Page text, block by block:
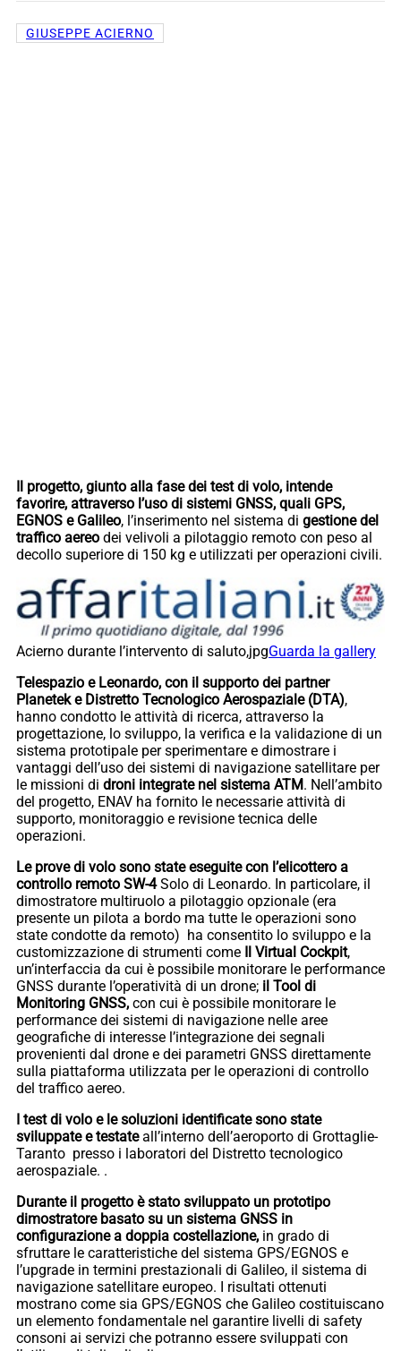
GIUSEPPE ACIERNO
Il progetto, giunto alla fase dei test di volo, intende
favorire, attraverso l’uso di sistemi GNSS, quali GPS,
EGNOS e Galileo, l’inserimento nel sistema di gestione del
traffico aereo dei velivoli a pilotaggio remoto con peso al
decollo superiore di 150 kg e utilizzati per operazioni civili.
Acierno durante l’intervento di saluto,jpgGuarda la gallery
Telespazio e Leonardo, con il supporto dei partner
Planetek e Distretto Tecnologico Aerospaziale (DTA),
hanno condotto le attività di ricerca, attraverso la
progettazione, lo sviluppo, la verifica e la validazione di un
sistema prototipale per sperimentare e dimostrare i
vantaggi dell’uso dei sistemi di navigazione satellitare per
le missioni di droni integrate nel sistema ATM. Nell’ambito
del progetto, ENAV ha fornito le necessarie attività di
supporto, monitoraggio e revisione tecnica delle
operazioni.
Le prove di volo sono state eseguite con l’elicottero a
controllo remoto SW-4Solo di Leonardo. In particolare, il
dimostratore multiruolo a pilotaggio opzionale (era
presente un pilota a bordo ma tutte le operazioni sono
state condotte da remoto) ha consentito lo sviluppo e la
customizzazione di strumenti come Il Virtual Cockpit,
un’interfaccia da cui è possibile monitorare le performance
GNSS durante l’operatività di un drone; il Tool di
Monitoring GNSS, con cui è possibile monitorare le
performance dei sistemi di navigazione nelle aree
geografiche di interesse l’integrazione dei segnali
provenienti dal drone e dei parametri GNSS direttamente
sulla piattaforma utilizzata per le operazioni di controllo
del traffico aereo.
I test di volo e le soluzioni identificate sono state
sviluppate e testateall’interno dell’aeroporto di Grottaglie-
Taranto presso i laboratori del Distretto tecnologico
aerospaziale. .
Durante il progetto è stato sviluppato un prototipo
dimostratore basato su un sistema GNSS in
configurazione a doppia costellazione, in grado di
sfruttare le caratteristiche del sistema GPS/EGNOS e
l’upgrade in termini prestazionali di Galileo, il sistema di
navigazione satellitare europeo. I risultati ottenuti
mostrano come sia GPS/EGNOS che Galileo costituiscano
un elemento fondamentale nel garantire livelli di safety
consoni ai servizi che potranno essere sviluppati con